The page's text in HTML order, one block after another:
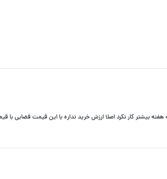
بیشتر کار نکرد اصلا ارزش خرید نداره با این قیمت فضایی با